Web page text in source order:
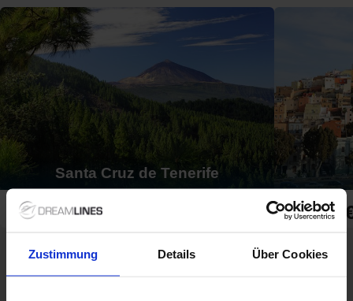
Zustimmung Details Über Cookies
Santa Cruz de Tenerife
ab 309 € ab 339